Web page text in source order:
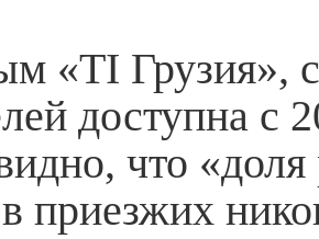
«TI Грузия»,
доступна с
что
приезжих